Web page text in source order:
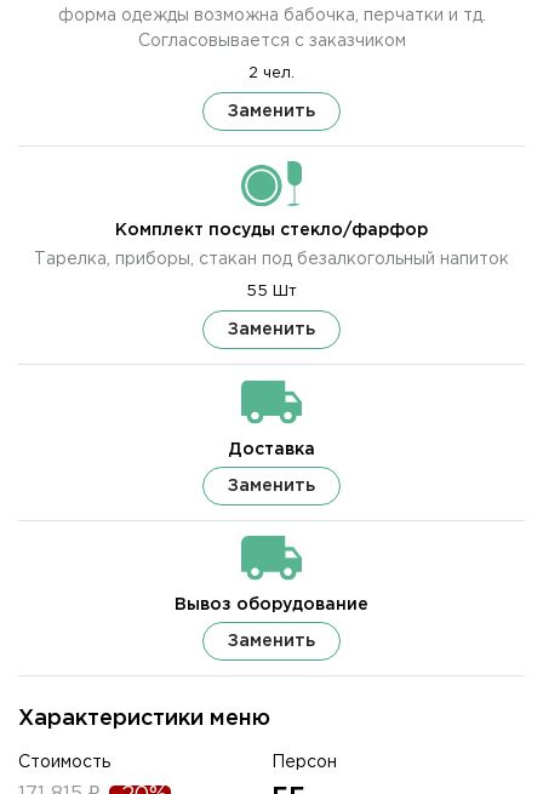
Характеристики меню
Стоимость Персон
форма одежды возможна бабочка, перчатки и тд.
Согласовывается с заказчиком
2 чел.
Заменить
Комплект посуды стекло/фарфор
Тарелка, приборы, стакан под безалкогольный напиток
55 Шт
Заменить
Доставка
Заменить
Вывоз оборудование
Заменить